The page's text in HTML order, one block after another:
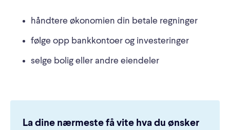
håndtere økonomien din betale regninger
følge opp bankkontoer og investeringer
selge bolig eller andre eiendeler
La dine nærmeste få vite hva du ønsker